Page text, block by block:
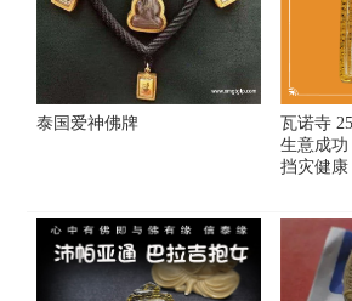
泰国爱神佛牌
瓦诺寺
生意成
挡灾健康